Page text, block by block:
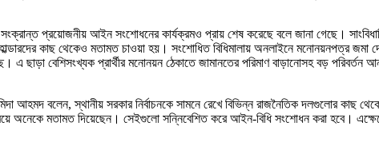
সংক্রান্ত প্রয়োজনীয় আইন সংশোধনের কার্যক্রমও প্রায় শেষ করেছে বলে জানা গেছে।
কাছ থেকেও মতামত চাওয়া হয়। সংশোধিত বিধিমালায় অনলাইনে মনোনয়নপত্র জমা
এ ছাড়া বেশিসংখ্যক প্রার্থীর মনোনয়ন ঠেকাতে জামানতের পরিমাণ বাড়ানোসহ বড় পরিবর্তন
আহমদ বলেন, স্থানীয় সরকার নির্বাচনকে সামনে রেখে বিভিন্ন রাজনৈতিক দলগুলোর
অনেকে মতামত দিয়েছেন। সেইগুলো সন্নিবেশিত করে আইন-বিধি সংশোধন করা হবে।